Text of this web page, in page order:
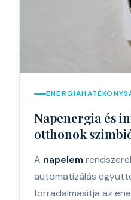
Napenergia és
otthonok
A napelem
automatizálás
forradalmasítja az